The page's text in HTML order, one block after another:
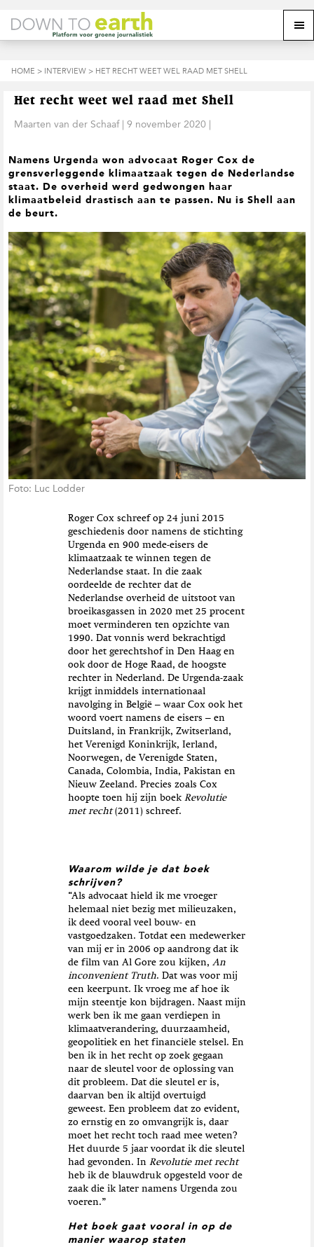
p
r
n
e
h
o
o
f
n
a
v
i
g
a
t
i
e
o
o
n
o
o
f
d
i
h
o
u
d
p
r
n
e
v
o
e
t
e
k
s
t
M
HOME > INTERVIEW > HET RECHT WEET WEL RAAD MET SHELL
Het recht weet wel raad met Shell
Maarten van der Schaaf| 9 november 2020 |
Namens Urgenda won advocaat Roger Cox de
grensverleggende klimaatzaak tegen de Nederlandse
staat. De overheid werd gedwongen haar
klimaatbeleid drastisch aan te passen. Nu is Shell aan
de beurt.
Foto: Luc Lodder
Roger Cox schreef op 24 juni 2015
geschiedenis door namens de stichting
Urgenda en 900 mede-eisers de
klimaatzaak te winnen tegen de
Nederlandse staat. In die zaak
oordeelde de rechter dat de
Nederlandse overheid de uitstoot van
broeikasgassen in 2020 met 25 procent
moet verminderen ten opzichte van
1990. Dat vonnis werd bekrachtigd
door het gerechtshof in Den Haag en
ook door de Hoge Raad, de hoogste
rechter in Nederland. De Urgenda-zaak
krijgt inmiddels internationaal
navolging in België – waar Cox ook het
woord voert namens de eisers – en
Duitsland, in Frankrijk, Zwitserland,
het Verenigd Koninkrijk, Ierland,
Noorwegen, de Verenigde Staten,
Canada, Colombia, India, Pakistan en
Nieuw Zeeland. Precies zoals Cox
hoopte toen hij zijn boek Revolutie
met recht(2011) schreef.
Waarom wilde je dat boek
schrijven?
“Als advocaat hield ik me vroeger
helemaal niet bezig met milieuzaken,
ik deed vooral veel bouw- en
vastgoedzaken. Totdat een medewerker
van mij er in 2006 op aandrong dat ik
de film van Al Gore zou kijken, An
inconvenient Truth. Dat was voor mij
een keerpunt. Ik vroeg me af hoe ik
mijn steentje kon bijdragen. Naast mijn
werk ben ik me gaan verdiepen in
klimaatverandering, duurzaamheid,
geopolitiek en het financiële stelsel. En
ben ik in het recht op zoek gegaan
naar de sleutel voor de oplossing van
dit probleem. Dat die sleutel er is,
daarvan ben ik altijd overtuigd
geweest. Een probleem dat zo evident,
zo ernstig en zo omvangrijk is, daar
moet het recht toch raad mee weten?
Het duurde 5 jaar voordat ik die sleutel
had gevonden. In Revolutie met recht
heb ik de blauwdruk opgesteld voor de
zaak die ik later namens Urgenda zou
voeren.”
Het boek gaat vooral in op de
manier waarop staten